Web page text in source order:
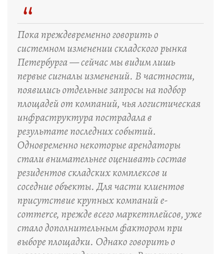
“
Пока преждевременно говорить о
системном изменении складского рынка
Петербурга — сейчас мы видим лишь
первые сигналы изменений. В частности,
появились отдельные запросы на подбор
площадей от компаний, чья логистическая
инфраструктура пострадала в
результате последних событий.
Одновременно некоторые арендаторы
стали внимательнее оценивать состав
резидентов складских комплексов и
соседние объекты. Для части клиентов
присутствие крупных компаний e-
commerce, прежде всего маркетплейсов, уже
стало дополнительным фактором при
выборе площадки. Однако говорить о